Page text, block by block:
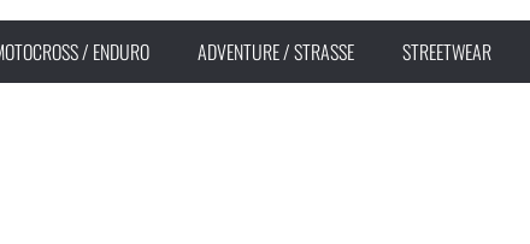
/ ENDURO ADVENTURE / STRASSE STREETWEAR